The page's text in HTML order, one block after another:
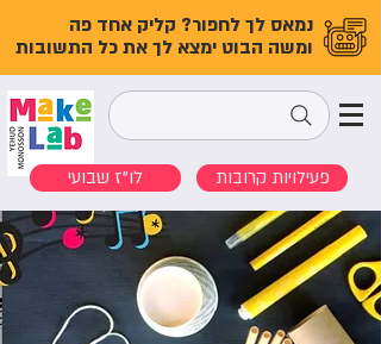
נמאס לך לחפור? קליק אחד פה
ומשה הבוט ימצא לך את כל התשובות
לו"ז שבועי פעילויות קרובות